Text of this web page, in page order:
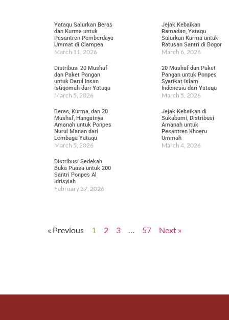
Yataqu Salurkan Beras
dan Kurma untuk
Pesantren Pemberdaya
Ummat di Ciampea
March 11, 2026
Jejak Kebaikan
Ramadan, Yataqu
Salurkan Kurma untuk
Ratusan Santri di Bogor
March 6, 2026
Distribusi 20 Mushaf
dan Paket Pangan
untuk Darul Insan
Istiqomah dari Yataqu
March 5, 2026
20 Mushaf dan Paket
Pangan untuk Ponpes
Syarikat Islam
Indonesia dari Yataqu
March 5, 2026
Beras, Kurma, dan 20
Mushaf, Hangatnya
Amanah untuk Ponpes
Nurul Manan dari
Lembaga Yataqu
March 5, 2026
Jejak Kebaikan di
Sukabumi, Distribusi
Amanah untuk
Pesantren Khoeru
Ummah
March 4, 2026
Distribusi Sedekah
Buka Puasa untuk 200
Santri Ponpes Al
Idrisyiah
February 27, 2026
« Previous 1 2 3 … 57 Next »